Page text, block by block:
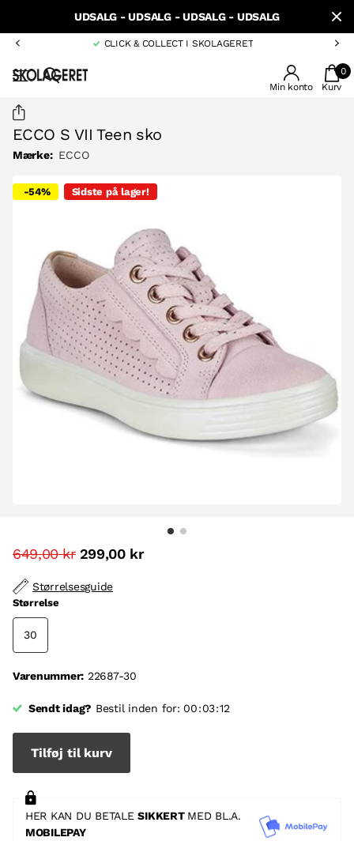
UDSALG - UDSALG - UDSALG - UDSALG
CLICK & COLLECT I SKOLAGERET
Min konto
0
Kurv
ECCO S VII Teen sko
Mærke: ECCO
-54% Sidste på lager!
649,00 kr 299,00 kr
Størrelsesguide
Størrelse
30
Varenummer: 22687-30
Sendt idag? Bestil inden for: 00 03 12
Tilføj til kurv
HER KAN DU BETALESIKKERT MED BL.A.
MOBILEPAY